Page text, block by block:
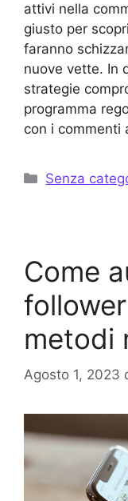
attivi nella
giusto per
faranno
nuove vette. In
strategie
programma
con i commenti
Categorie
Senza
Come
metodi
Agosto 1, 2023